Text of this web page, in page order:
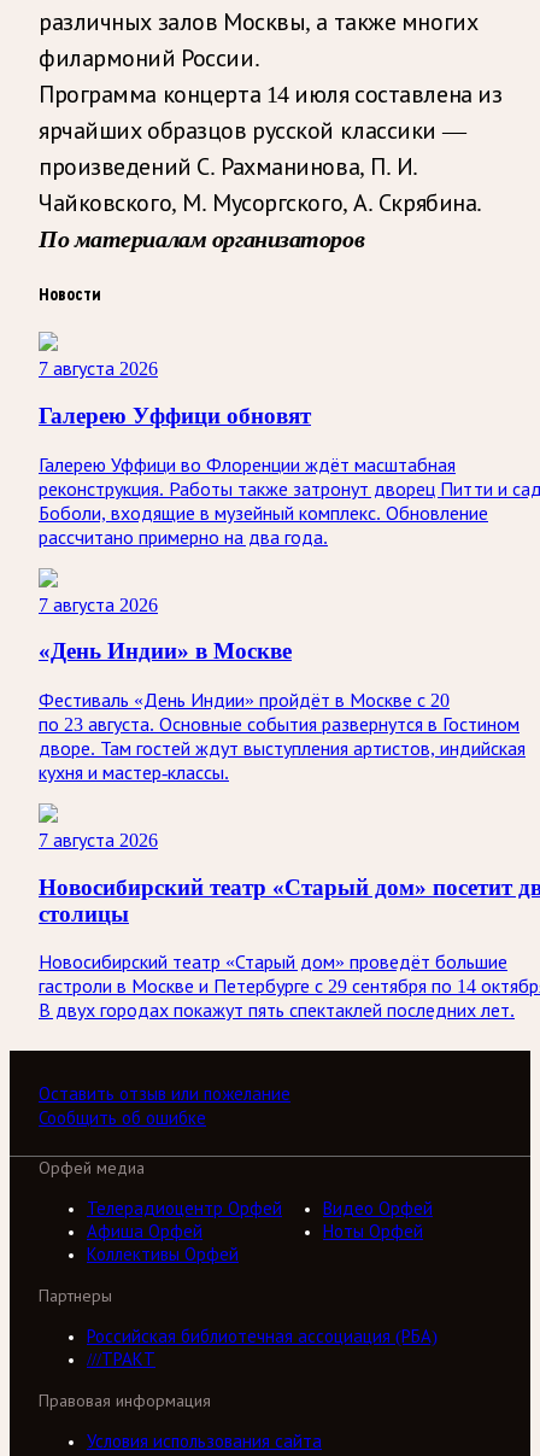
различных залов Москвы, а также многих
филармоний России.
Программа концерта 14 июля составлена из
ярчайших образцов русской классики —
произведений С. Рахманинова, П. И.
Чайковского, М. Мусоргского, А. Скрябина.
По материалам организаторов
Новости
7 августа 2026
Галерею Уффици обновят
Галерею Уффици во Флоренции ждёт масштабная
реконструкция. Работы также затронут дворец Питти и
Боболи, входящие в музейный комплекс. Обновление
рассчитано примерно на два года.
7 августа 2026
«День Индии» в Москве
Фестиваль «День Индии» пройдёт в Москве с 20
по 23 августа. Основные события развернутся в Гостином
дворе. Там гостей ждут выступления артистов, индийская
кухня и мастер-классы.
7 августа 2026
Новосибирский театр «Старый дом» посетит
столицы
Новосибирский театр «Старый дом» проведёт большие
гастроли в Москве и Петербурге с 29 сентября по 14
В двух городах покажут пять спектаклей последних лет.
Оставить отзыв или пожелание
Сообщить об ошибке
Орфей медиа
Телерадиоцентр Орфей
Видео Орфей
Афиша Орфей
Ноты Орфей
Коллективы Орфей
Партнеры
Российская библиотечная ассоциация (РБА)
///ТРАКТ
Правовая информация
Условия использования сайта